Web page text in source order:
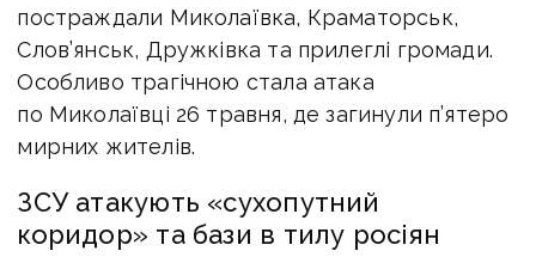
постраждали Миколаївка, Краматорськ,
Слов’янськ, Дружківка та прилеглі громади.
Особливо трагічною стала атака
по Миколаївці 26 травня, де загинули п’ятеро
мирних жителів.
ЗСУ атакують «сухопутний
коридор» та бази в тилу росіян